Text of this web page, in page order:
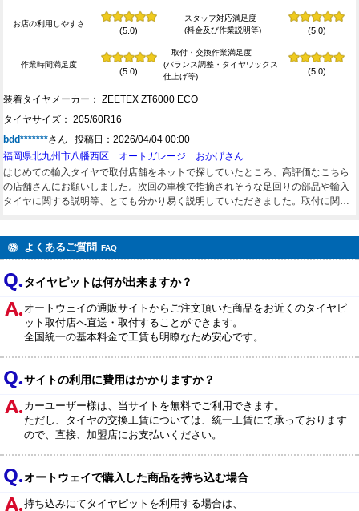
お店の利用しやすさ
(5.0)
スタッフ対応満足度
(料金及び作業説明等)
(5.0)
作業時間満足度
(5.0)
取付・交換作業満足度
(バランス調整・タイヤワックス
仕上げ等)
(5.0)
装着タイヤメーカー： ZEETEX ZT6000 ECO
タイヤサイズ： 205/60R16
bdd*******さん 投稿日：2026/04/04 00:00
福岡県北九州市八幡西区 オートガレージ おかげさん
はじめての輸入タイヤで取付店舗をネットで探していたところ、高評価なこちら
の店舗さんにお願いしました。次回の車検で指摘されそうな足回りの部品や輸入
タイヤに関する説明等、とても分かり易く説明していただきました。取付に関し
交換もお願いしようと思います。
よくあるご質問 FAQ
タイヤピットは何が出来ますか？
オートウェイの通販サイトからご注文頂いた商品をお近くのタイヤピ
ット取付店へ直送・取付することができます。
全国統一の基本料金で工賃も明瞭なため安心です。
サイトの利用に費用はかかりますか？
カーユーザー様は、当サイトを無料でご利用できます。
ただし、タイヤの交換工賃については、統一工賃にて承っております
ので、直接、加盟店にお支払いください。
オートウェイで購入した商品を持ち込む場合
持ち込みにてタイヤピットを利用する場合は、